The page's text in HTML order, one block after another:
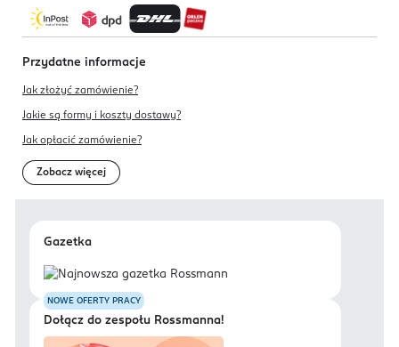
Przydatne informacje
Jak złożyć zamówienie?
Jakie są formy i koszty dostawy?
Jak opłacić zamówienie?
Zobacz więcej
Gazetka
NOWE OFERTY PRACY
Dołącz do zespołu Rossmanna!